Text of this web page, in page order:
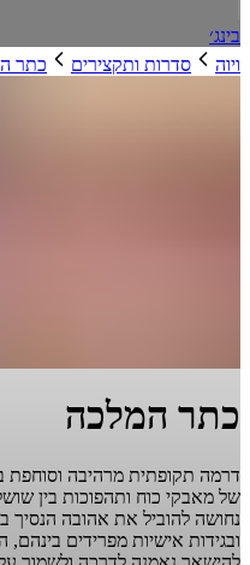
בינג׳
ויוה
סדרות ותקצירים כתר
כתר המלכה
דרמה תקופתית מרהיבה
של מאבקי כוח ותהפוכות בין
נחושה להוביל את אהובה הנסיך
ובגידות אישיות מפרידים